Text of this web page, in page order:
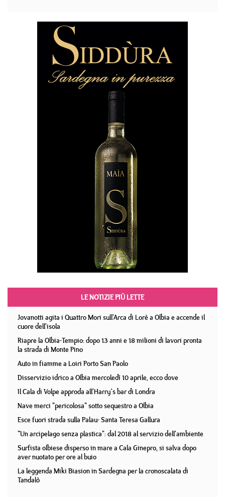
LE NOTIZIE PIÙ LETTE
Jovanotti agita i Quattro Mori sull'Arca di Lorè a Olbia e accende il
cuore dell'isola
Riapre la Olbia-Tempio: dopo 13 anni e 18 milioni di lavori pronta
la strada di Monte Pino
Auto in fiamme a Loiri Porto San Paolo
Disservizio idrico a Olbia mercoledì 10 aprile, ecco dove
Il Cala di Volpe approda all'Harry's bar di Londra
Nave merci "pericolosa" sotto sequestro a Olbia
Esce fuori strada sulla Palau- Santa Teresa Gallura
"Un arcipelago senza plastica": dal 2018 al servizio dell'ambiente
Surfista olbiese disperso in mare a Cala Ginepro, si salva dopo
aver nuotato per ore al buio
La leggenda Miki Biasion in Sardegna per la cronoscalata di
Tandalò